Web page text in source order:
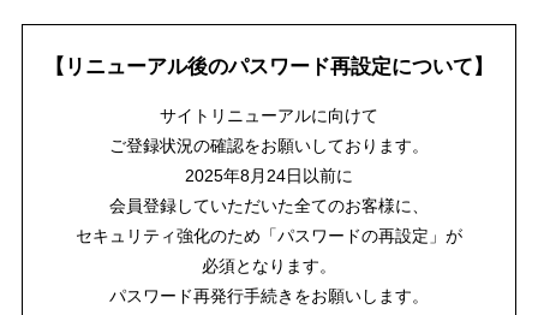
【リニューアル後のパスワード再設定について】
サイトリニューアルに向けて
ご登録状況の確認をお願いしております。
2025年8月24日以前に
会員登録していただいた全てのお客様に、
セキュリティ強化のため「パスワードの再設定」が
必須となります。
パスワード再発行手続きをお願いします。